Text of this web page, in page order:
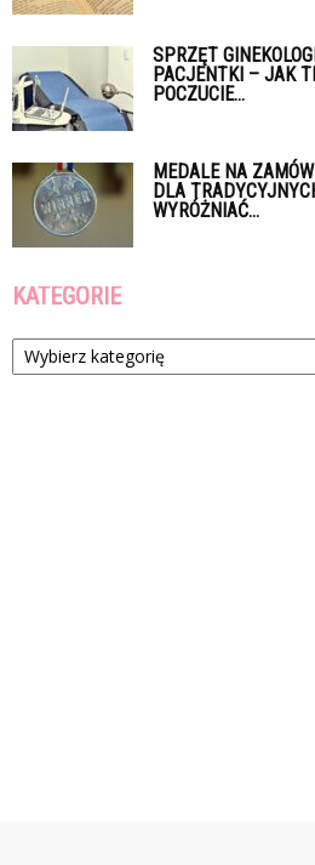
SPRZĘT
PACJENTKI – JAK
POCZUCIE...
MEDALE NA
DLA
WYRÓŻNIAĆ...
KATEGORIE
Kategorie